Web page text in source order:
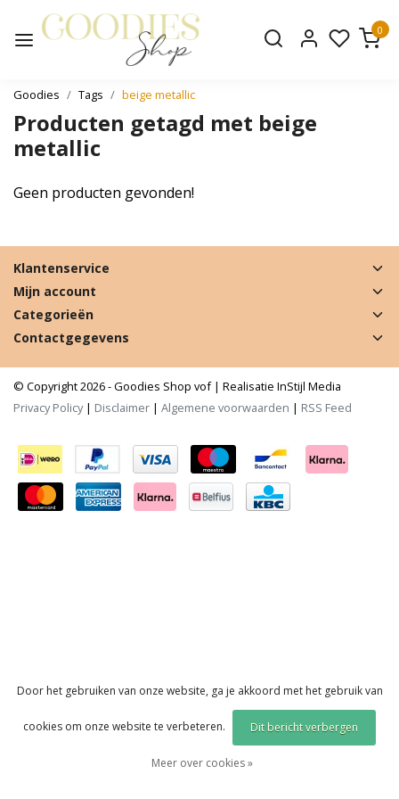
0
Goodies Tags beige metallic
Producten getagd met beige
metallic
Geen producten gevonden!
Klantenservice
Mijn account
Categorieën
Contactgegevens
© Copyright 2026 - Goodies Shop vof | Realisatie InStijl Media
Privacy Policy| Disclaimer | Algemene voorwaarden | RSS Feed
Door het gebruiken van onze website, ga je akkoord met het gebruik van
cookies om onze website te verbeteren. Dit bericht verbergen
Meer over cookies »